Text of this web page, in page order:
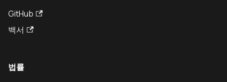
GitHub
백서
법률